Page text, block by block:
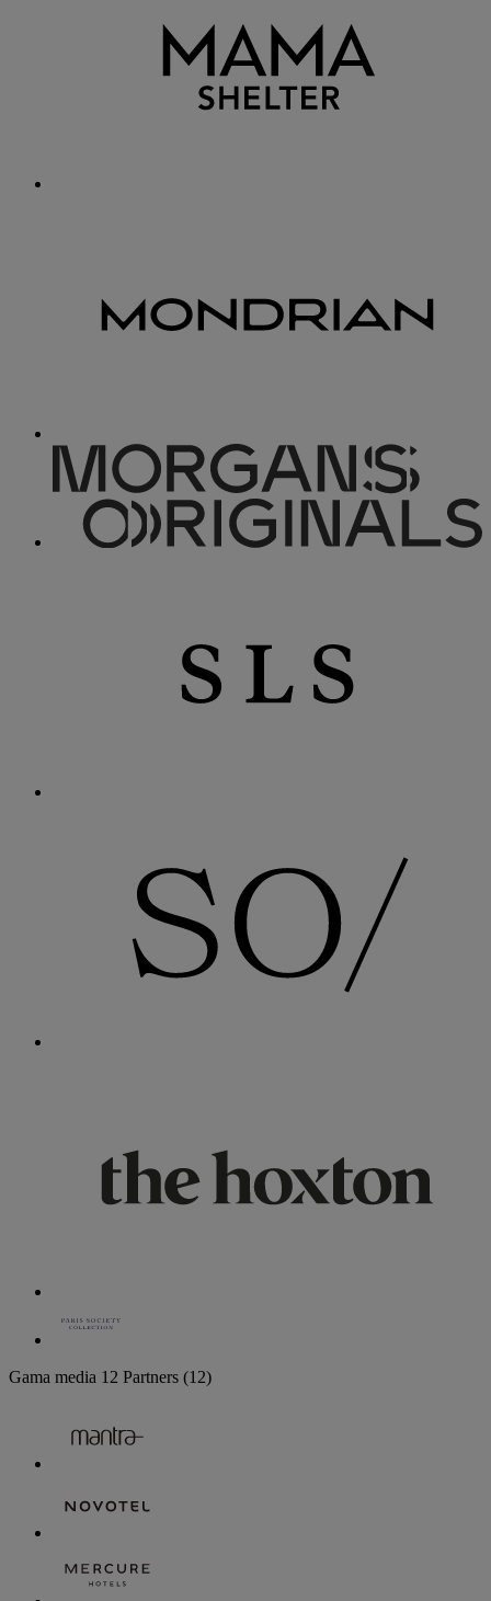
Gama media 12 Partners (12)